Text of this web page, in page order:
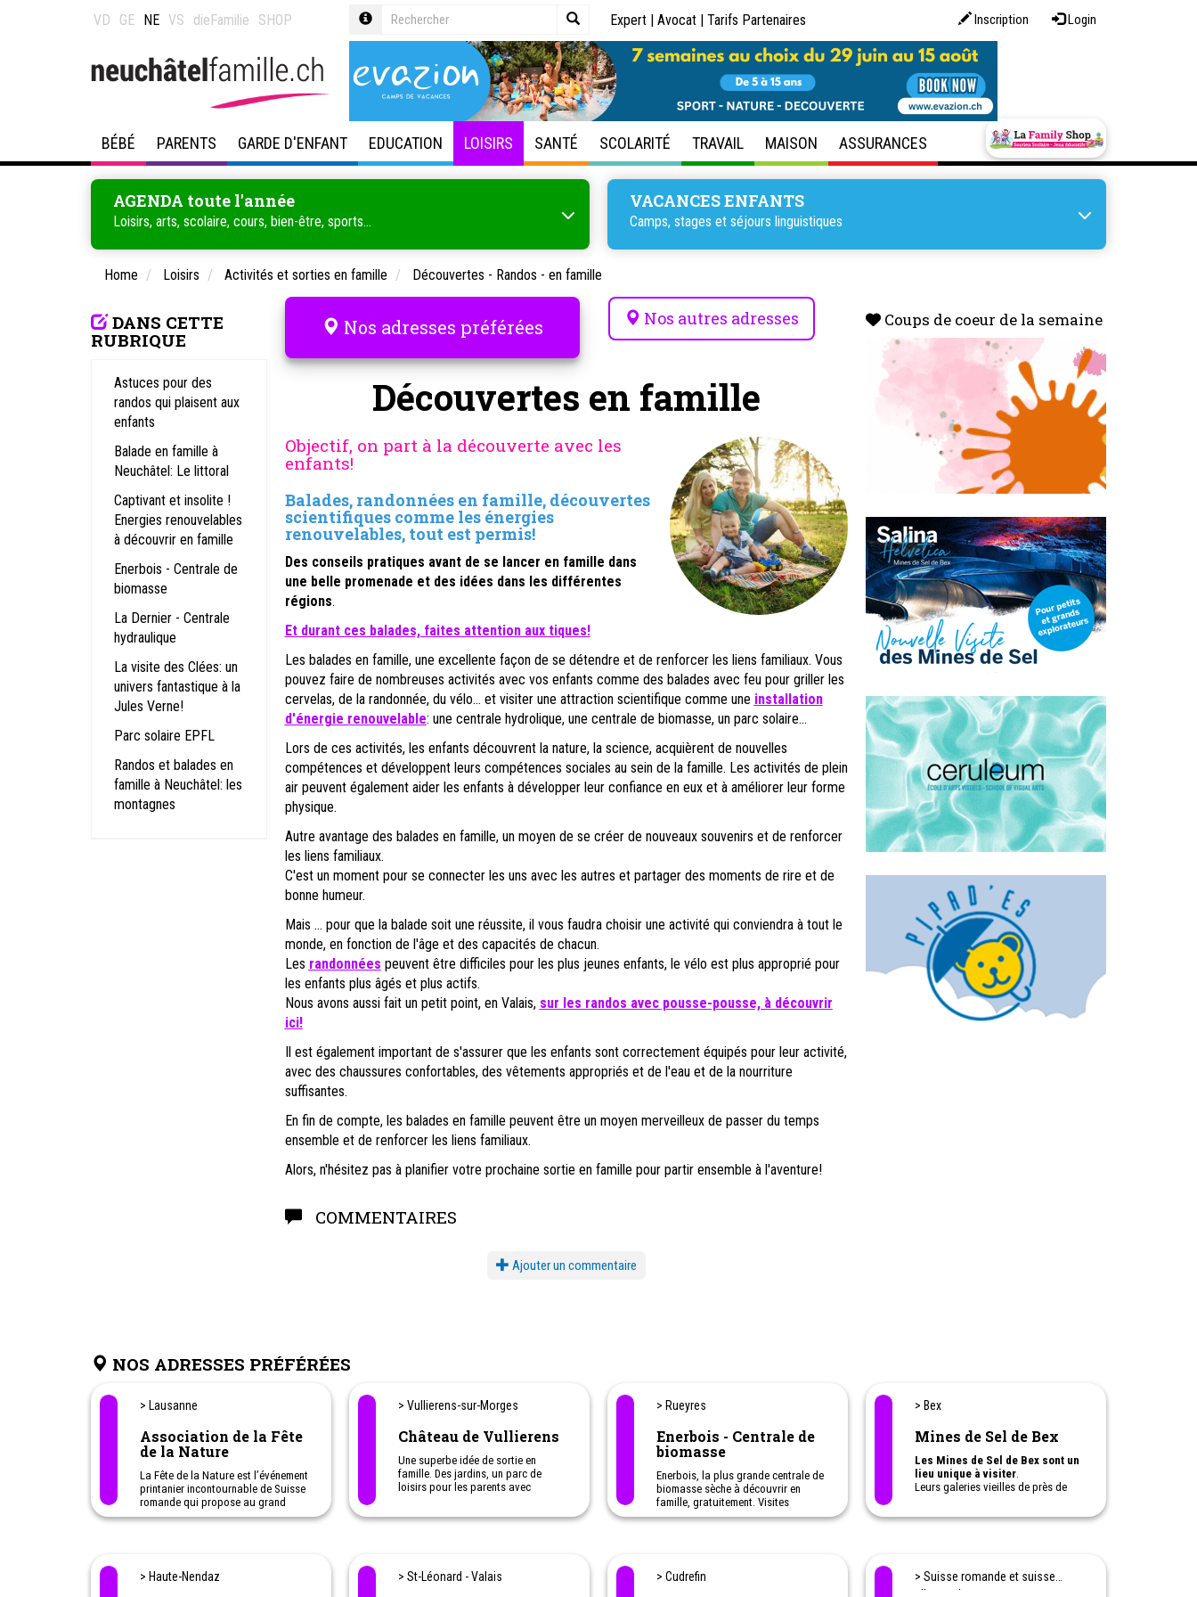
VD GE NE VS dieFamilie SHOP Inscription Login
Expert | Avocat | Tarifs Partenaires
BÉBÉ PARENTS GARDE D'ENFANT EDUCATION LOISIRS SANTÉ SCOLARITÉ TRAVAIL MAISON ASSURANCES
AGENDA toute l'année
Loisirs, arts, scolaire, cours, bien-être, sports...
VACANCES ENFANTS
Camps, stages et séjours linguistiques
Home Loisirs Activités et sorties en famille Découvertes - Randos - en famille
DANS CETTE
RUBRIQUE
Astuces pour des
randos qui plaisent aux
enfants
Balade en famille à
Neuchâtel: Le littoral
Captivant et insolite !
Energies renouvelables
à découvrir en famille
Enerbois - Centrale de
biomasse
La Dernier - Centrale
hydraulique
La visite des Clées: un
univers fantastique à la
Jules Verne!
Parc solaire EPFL
Randos et balades en
famille à Neuchâtel: les
montagnes
Nos adresses préférées Nos autres adresses
Découvertes en famille
Objectif, on part à la découverte avec les
enfants!
Balades, randonnées en famille, découvertes
scientifiques comme les énergies
renouvelables, tout est permis!
Des conseils pratiques avant de se lancer en famille dans
une belle promenade et des idées dans les différentes
régions.
Et durant ces balades, faites attention aux tiques!
Les balades en famille, une excellente façon de se détendre et de renforcer les liens familiaux. Vous
pouvez faire de nombreuses activités avec vos enfants comme des balades avec feu pour griller les
cervelas, de la randonnée, du vélo... et visiter une attraction scientifique comme une installation
d'énergie renouvelable: une centrale hydrolique, une centrale de biomasse, un parc solaire...
Lors de ces activités, les enfants découvrent la nature, la science, acquièrent de nouvelles
compétences et développent leurs compétences sociales au sein de la famille. Les activités de plein
air peuvent également aider les enfants à développer leur confiance en eux et à améliorer leur forme
physique.
Autre avantage des balades en famille, un moyen de se créer de nouveaux souvenirs et de renforcer
les liens familiaux.
C'est un moment pour se connecter les uns avec les autres et partager des moments de rire et de
bonne humeur.
Mais ... pour que la balade soit une réussite, il vous faudra choisir une activité qui conviendra à tout le
monde, en fonction de l'âge et des capacités de chacun.
Les randonnées peuvent être difficiles pour les plus jeunes enfants, le vélo est plus approprié pour
les enfants plus âgés et plus actifs.
Nous avons aussi fait un petit point, en Valais, sur les randos avec pousse-pousse, à découvrir
ici!
Il est également important de s'assurer que les enfants sont correctement équipés pour leur activité,
avec des chaussures confortables, des vêtements appropriés et de l'eau et de la nourriture
suffisantes.
En fin de compte, les balades en famille peuvent être un moyen merveilleux de passer du temps
ensemble et de renforcer les liens familiaux.
Alors, n'hésitez pas à planifier votre prochaine sortie en famille pour partir ensemble à l'aventure!
COMMENTAIRES
Ajouter un commentaire
Coups de coeur de la semaine
NOS ADRESSES PRÉFÉRÉES
> Lausanne
Association de la Fête
de la Nature
La Fête de la Nature est l’événement
printanier incontournable de Suisse
romande qui propose au grand
public des activités nature
> Vullierens-sur-Morges
Château de Vullierens
Une superbe idée de sortie en
famille. Des jardins, un parc de
loisirs pour les parents avec
pour jouer...
> Rueyres
Enerbois - Centrale de
biomasse
Enerbois, la plus grande centrale de
biomasse sèche à découvrir en
famille, gratuitement. Visites
guidées sur rendez-vous.
> Bex
Mines de Sel de Bex
Les Mines de Sel de Bex sont un
lieu unique à visiter.
Leurs galeries vieilles de près de
creusées à la force des bras des
émerveiller !
> Haute-Nendaz > St-Léonard - Valais > Cudrefin
> Suisse romande et suisse